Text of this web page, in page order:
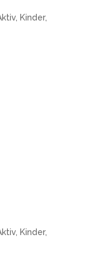
, Kinder,
, Kinder,